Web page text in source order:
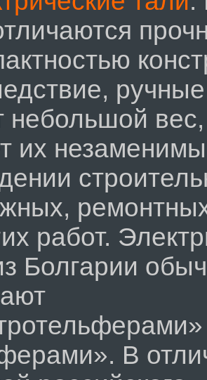
небольшой вес,
их
работ.
Болгарии
В